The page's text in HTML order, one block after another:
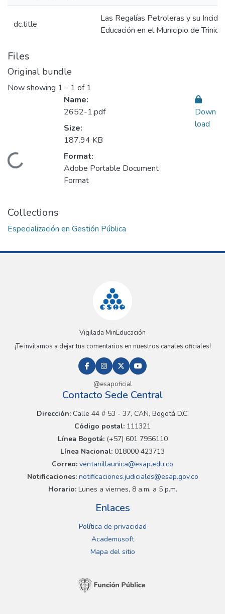
dc.title
Las Regalías Petroleras y su
Educación en el Municipio de
Files
Original bundle
Now showing 1 - 1 of 1
Loading...
Name:
2652-1.pdf
Size:
187.94 KB
Format:
Adobe Portable Document
Format
Down
load
Collections
Especialización en Gestión Pública
Vigilada MinEducación
¡Te invitamos a dejar tus comentarios en nuestros canales oficiales!
@esapoficial
Contacto Sede Central
Dirección:Calle 44 # 53 - 37, CAN, Bogotá D.C.
Código postal: 111321
Línea Bogotá:(+57) 601 7956110
Línea Nacional: 018000 423713
Correo: ventanillaunica@esap.edu.co
Notificaciones:notificaciones.judiciales@esap.gov.co
Horario:Lunes a viernes, 8 a.m. a 5 p.m.
Enlaces
Política de privacidad
Academusoft
Mapa del sitio